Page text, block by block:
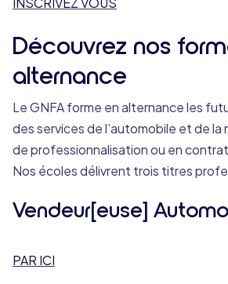
Découvrez nos
alternance
Le GNFA forme en alternance les
des services de l’automobile et de
de professionnalisation ou en
Nos écoles délivrent trois titres
Vendeur[euse]
PAR ICI